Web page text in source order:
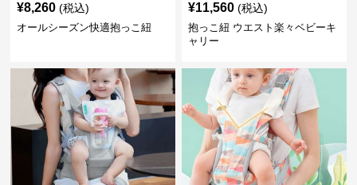
¥8,260 (税込)
オールシーズン快適抱っこ紐
¥11,560 (税込)
抱っこ紐 ウエスト楽々ベビーキ
ャリー